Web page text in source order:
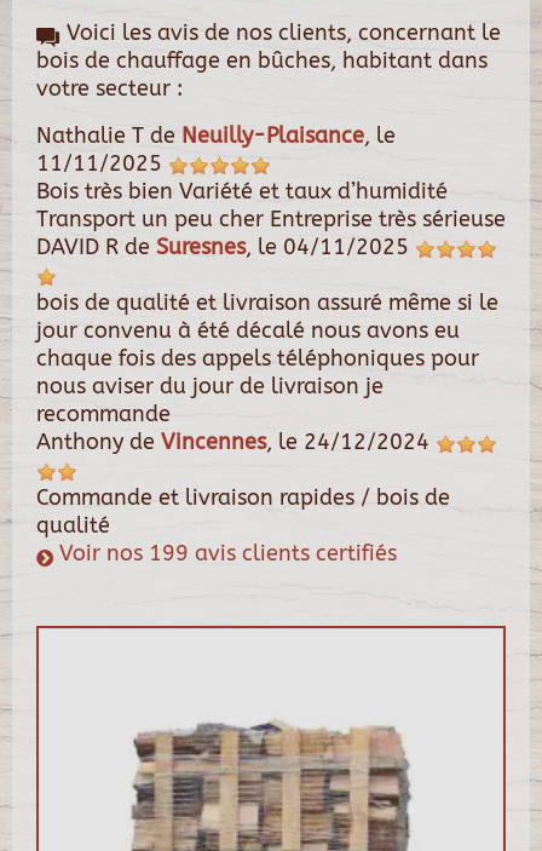
Voici les avis de nos clients, concernant le
bois de chauffage en bûches, habitant dans
votre secteur :
Nathalie T de Neuilly-Plaisance, le
11/11/2025
Bois très bien Variété et taux d’humidité
Transport un peu cher Entreprise très sérieuse
DAVID R de Suresnes, le 04/11/2025
bois de qualité et livraison assuré même si le
jour convenu à été décalé nous avons eu
chaque fois des appels téléphoniques pour
nous aviser du jour de livraison je
recommande
Anthony de Vincennes, le 24/12/2024
Commande et livraison rapides / bois de
qualité
Voir nos 199 avis clients certifiés